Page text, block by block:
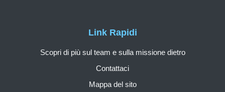
Link Rapidi
Scopri di più sul team e sulla missione dietro
Contattaci
Mappa del sito